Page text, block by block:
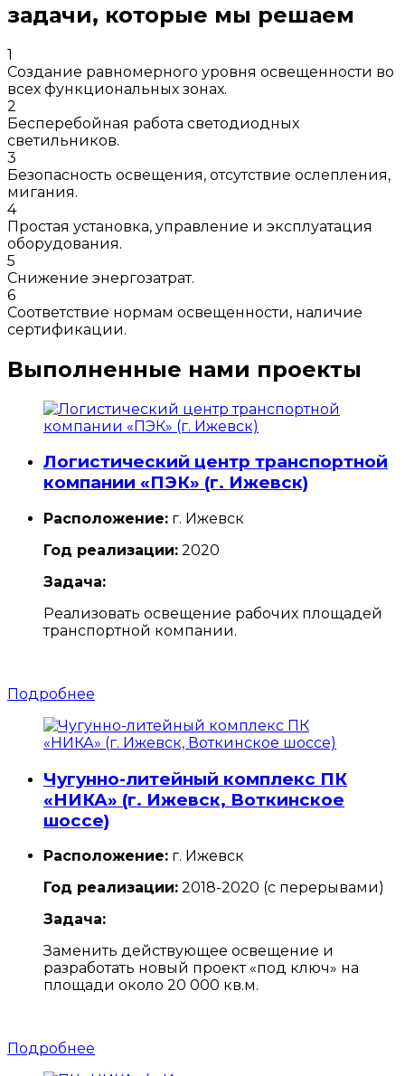
задачи, которые мы решаем
1
Создание равномерного уровня освещенности во
всех функциональных зонах.
2
Бесперебойная работа светодиодных
светильников.
3
Безопасность освещения, отсутствие ослепления,
мигания.
4
Простая установка, управление и эксплуатация
оборудования.
5
Снижение энергозатрат.
6
Соответствие нормам освещенности, наличие
сертификации.
Выполненные нами проекты
Логистический центр транспортной
компании «ПЭК» (г. Ижевск)
Расположение: г. Ижевск
Год реализации: 2020
Задача:
Реализовать освещение рабочих площадей
транспортной компании.
Подробнее
Чугунно-литейный комплекс ПК
«НИКА» (г. Ижевск, Воткинское
шоссе)
Расположение: г. Ижевск
Год реализации: 2018-2020 (с перерывами)
Задача:
Заменить действующее освещение и
разработать новый проект «под ключ» на
площади около 20 000 кв.м.
Подробнее